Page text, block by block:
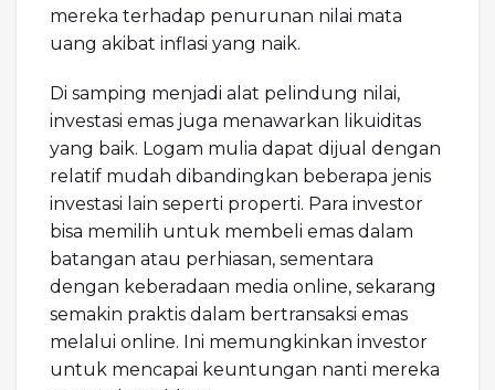
mereka terhadap penurunan nilai mata
uang akibat inflasi yang naik.
Di samping menjadi alat pelindung nilai,
investasi emas juga menawarkan likuiditas
yang baik. Logam mulia dapat dijual dengan
relatif mudah dibandingkan beberapa jenis
investasi lain seperti properti. Para investor
bisa memilih untuk membeli emas dalam
batangan atau perhiasan, sementara
dengan keberadaan media online, sekarang
semakin praktis dalam bertransaksi emas
melalui online. Ini memungkinkan investor
untuk mencapai keuntungan nanti mereka